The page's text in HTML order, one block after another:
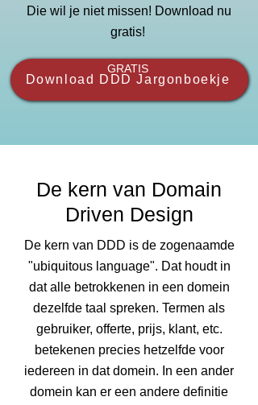
Die wil je niet missen! Download nu
gratis!
Download DDD Jargonboekje
GRATIS
De kern van Domain
Driven Design
De kern van DDD is de zogenaamde
"ubiquitous language". Dat houdt in
dat alle betrokkenen in een domein
dezelfde taal spreken. Termen als
gebruiker, offerte, prijs, klant, etc.
betekenen precies hetzelfde voor
iedereen in dat domein. In een ander
domein kan er een andere definitie